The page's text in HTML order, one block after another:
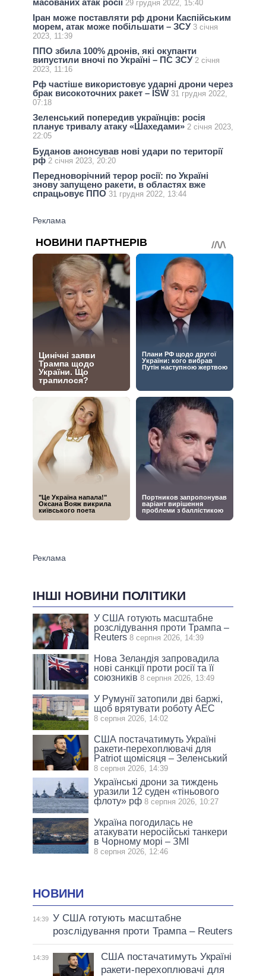
29 грудня 2022, 15:40
Іран може поставляти рф дрони Каспійським
морем, атак може побільшати – ЗСУ 3 січня
2023, 11:39
ППО збила 100% дронів, які окупанти
випустили вночі по Україні – ПС ЗСУ 2 січня
2023, 11:16
Рф частіше використовує ударні дрони через
брак високоточних ракет – ISW 31 грудня 2022,
07:18
Зеленський попередив українців: росія
планує тривалу атаку «Шахедами» 2 січня 2023,
22:05
Буданов анонсував нові удари по території
рф 2 січня 2023, 20:20
Передноворічний терор росії: по Україні
знову запущено ракети, в областях вже
спрацьовує ППО 31 грудня 2022, 13:44
ІНШІ НОВИНИ ПОЛІТИКИ
У США готують масштабне
розслідування проти Трампа –
Reuters 8 серпня 2026, 14:39
Нова Зеландія запровадила
нові санкції проти росії та її
союзників 8 серпня 2026, 13:49
У Румунії затопили дві баржі,
щоб врятувати роботу АЕС
8 серпня 2026, 14:02
США постачатимуть Україні
ракети-перехоплювачі для
Patriot щомісяця – Зеленський
8 серпня 2026, 14:39
Українські дрони за тиждень
уразили 12 суден «тіньового
флоту» рф 8 серпня 2026, 10:27
Україна погодилась не
атакувати неросійські танкери
в Чорному морі – ЗМІ
8 серпня 2026, 12:46
НОВИНИ
14:39 У США готують масштабне
розслідування проти Трампа – Reuters
14:39
США постачатимуть Україні
ракети-перехоплювачі для